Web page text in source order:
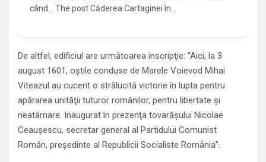
când... The post Căderea Cartaginei în…
De altfel, edificiul are următoarea inscripţie: “Aici, la 3
august 1601, oştile conduse de Marele Voievod Mihai
Viteazul au cucerit o strălucită victorie în lupta pentru
apărarea unităţii tuturor românilor, pentru libertate şi
neatârnare. Inaugurat în prezenţa tovarăşului Nicolae
Ceauşescu, secretar general al Partidului Comunist
Român, preşedinte al Republicii Socialiste România”.